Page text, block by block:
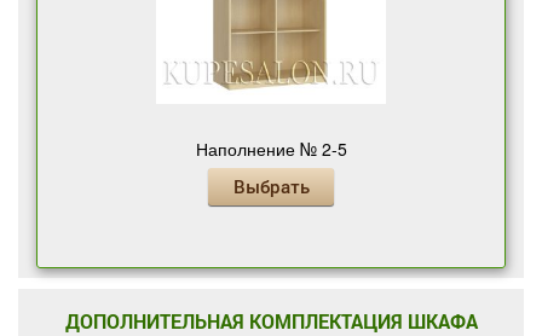
Наполнение № 2-5
Выбрать
ДОПОЛНИТЕЛЬНАЯ КОМПЛЕКТАЦИЯ ШКАФА